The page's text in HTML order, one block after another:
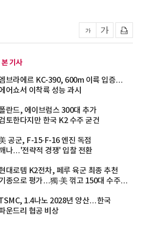
기사
브라에르 KC-390, 600m 이륙 입증…
어쇼서 이착륙 성능 과시
란드, 에이브럼스 300대 추가
토한다지만 한국 K2 수주 굳건
공군, F-15·F-16 엔진 독점
나…'전략적 경쟁' 입찰 전환
대로템 K2전차, 페루 육군 최종 추천
종으로 평가…獨·美 꺾고 150대 수주
1.4나노 2028년 양산…한국
운드리 협공 비상